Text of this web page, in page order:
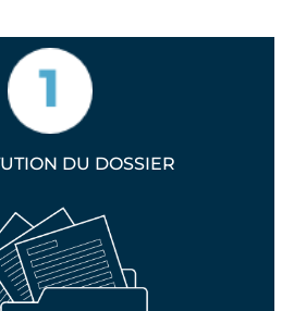
DU DOSSIER